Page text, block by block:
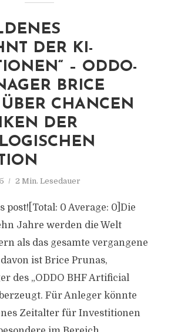
DER KI-
– ODDO-
BRICE
CHANCEN
DER
2 Min. Lesedauer
post![Total: 0 Average: 0]Die
Jahre werden die Welt
als das gesamte vergangene
ist Brice Prunas,
des „ODDO BHF Artificial
Für Anleger könnte
Zeitalter für Investitionen